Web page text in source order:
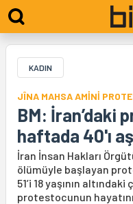
KADIN
JÎNA MAHSA AMİNİ
BM: İran’daki
haftada 40'ı
İran İnsan Hakları
ölümüyle başlayan
51’i 18 yaşının
protestocunun